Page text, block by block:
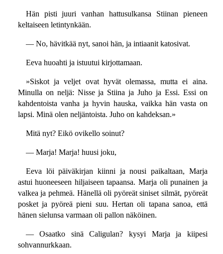
Hän pisti juuri vanhan hattusulkansa Stiinan pieneen
keltaiseen letintynkään.
— No, hävitkää nyt, sanoi hän, ja intiaanit katosivat.
Eeva huoahti ja istuutui kirjottamaan.
»Siskot ja veljet ovat hyvät olemassa, mutta ei aina.
Minulla on neljä: Nisse ja Stiina ja Juho ja Essi. Essi on
kahdentoista vanha ja hyvin hauska, vaikka hän vasta on
lapsi. Minä olen neljäntoista. Juho on kahdeksan.»
Mitä nyt? Eikö ovikello soinut?
— Marja! Marja! huusi joku,
Eeva löi päiväkirjan kiinni ja nousi paikaltaan, Marja
astui huoneeseen hiljaiseen tapaansa. Marja oli punainen ja
valkea ja pehmeä. Hänellä oli pyöreät siniset silmät, pyöreät
posket ja pyöreä pieni suu. Hertan oli tapana sanoa, että
hänen sielunsa varmaan oli pallon näköinen.
— Osaatko sinä Caligulan? kysyi Marja ja kiipesi
sohvannurkkaan.